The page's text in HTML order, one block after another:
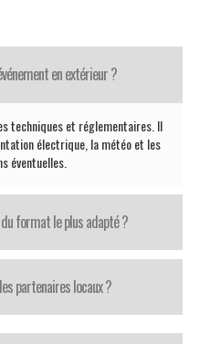
en extérieur ?
techniques et réglementaires. Il
électrique, la météo et les
éventuelles.
format le plus adapté ?
partenaires locaux ?